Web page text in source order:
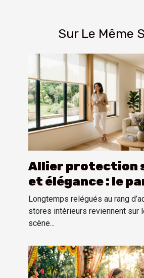
Sur Le Même
Allier protection
et élégance : le
stores intérieurs
Longtemps relégués au rang
stores intérieurs reviennent sur
scène...